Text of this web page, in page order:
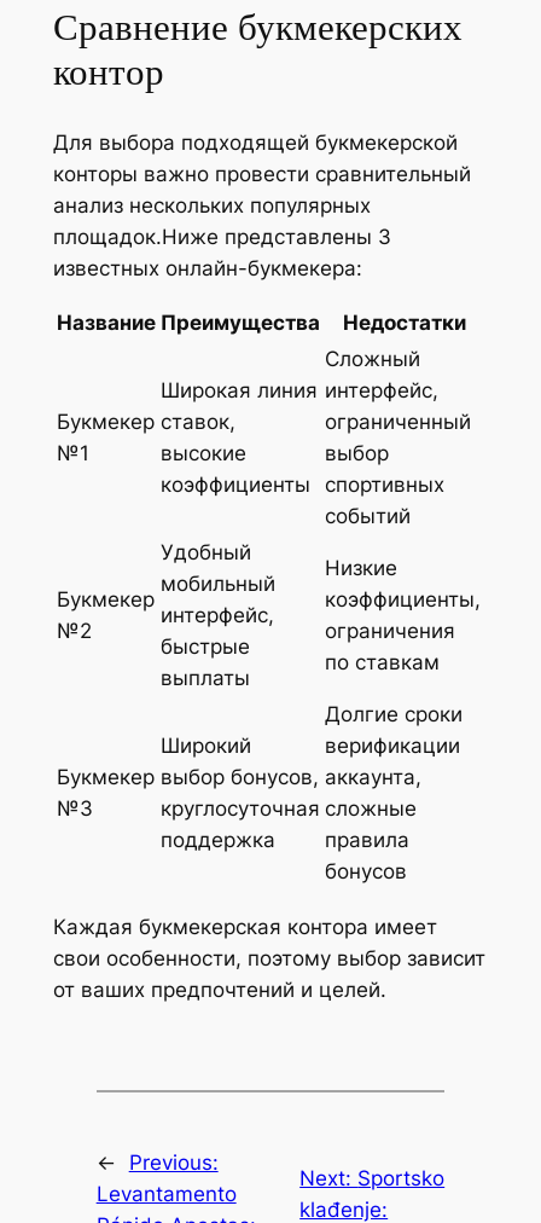
Сравнение букмекерских
контор
Для выбора подходящей букмекерской
конторы важно провести сравнительный
анализ нескольких популярных
площадок.Ниже представлены 3
известных онлайн-букмекера:
Название Преимущества Недостатки
Букмекер
№1
Широкая линия
ставок,
высокие
коэффициенты
Сложный
интерфейс,
ограниченный
выбор
спортивных
событий
Букмекер
№2
Удобный
мобильный
интерфейс,
быстрые
выплаты
Низкие
коэффициенты,
ограничения
по ставкам
Букмекер
№3
Широкий
выбор бонусов,
круглосуточная
поддержка
Долгие сроки
верификации
аккаунта,
сложные
правила
бонусов
Каждая букмекерская контора имеет
свои особенности, поэтому выбор зависит
от ваших предпочтений и целей.
←
Previous:
Levantamento
Next: Sportsko
klađenje: